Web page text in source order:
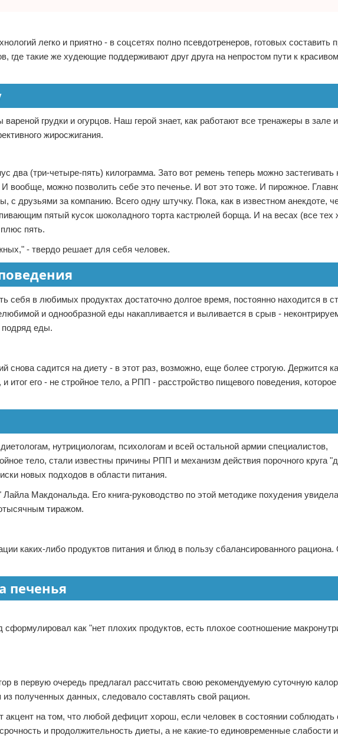
легко и приятно - в соцсетях полно псевдотренеров, готовых составить
где такие же худеющие поддерживают друг друга на непростом пути к
грудки и огурцов. Наш герой знает, как работают все тренажеры в зале
жиросжигания.
два (три-четыре-пять) килограмма. Зато вот ремень теперь можно застегивать
можно позволить себе это печенье. И вот это тоже. И пирожное.
с друзьями за компанию. Всего одну штучку. Пока, как в известном анекдоте,
пятый кусок шоколадного торта кастрюлей борща. И на весах (все тех
пять.
- твердо решает для себя человек.
себя в любимых продуктах достаточно долгое время, постоянно находится в
и однообразной еды накапливается и выливается в срыв -
подряд еды.
садится на диету - в этот раз, возможно, еще более строгую. Держится
итог его - не стройное тело, а РПП - расстройство пищевого поведения, которое
нутрициологам, психологам и всей остальной армии специалистов,
тело, стали известны причины РПП и механизм действия порочного круга
новых подходов в области питания.
Макдональда. Его книга-руководство по этой методике похудения
тиражом.
каких-либо продуктов питания и блюд в пользу сбалансированного рациона.
печенья
как "нет плохих продуктов, есть плохое соотношение
в первую очередь предлагал рассчитать свою рекомендуемую суточную
полученных данных, следовало составлять свой рацион.
акцент на том, что любой дефицит хорош, если человек в состоянии соблюдать
и продолжительность диеты, а не какие-то единовременные слабости